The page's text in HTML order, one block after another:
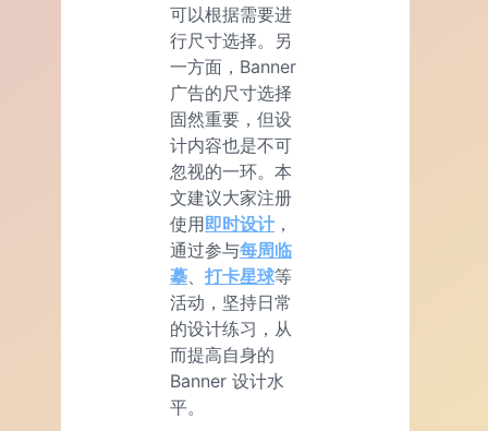
可以根据需要进
行尺寸选择。另
一方面，Banner
广告的尺寸选择
固然重要，但设
计内容也是不可
忽视的一环。本
文建议大家注册
使用即时设计 ，
通过参与每周临
摹
打卡星球等
活动，坚持日常
的设计练习，从
而提高自身的
Banner 设计水
平。